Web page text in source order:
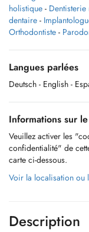
holistique -
dentaire -
Orthodontiste -
Langues parlées
Deutsch - English -
Informations sur
Veuillez activer les
confidentialité" de
carte ci-dessous.
Voir la localisation ou
Description